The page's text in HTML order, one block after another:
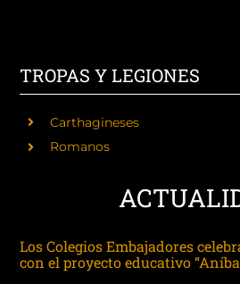
TROPAS Y LEGIONES
Carthagineses
Romanos
Los Colegios Embajadores
con el proyecto educativo